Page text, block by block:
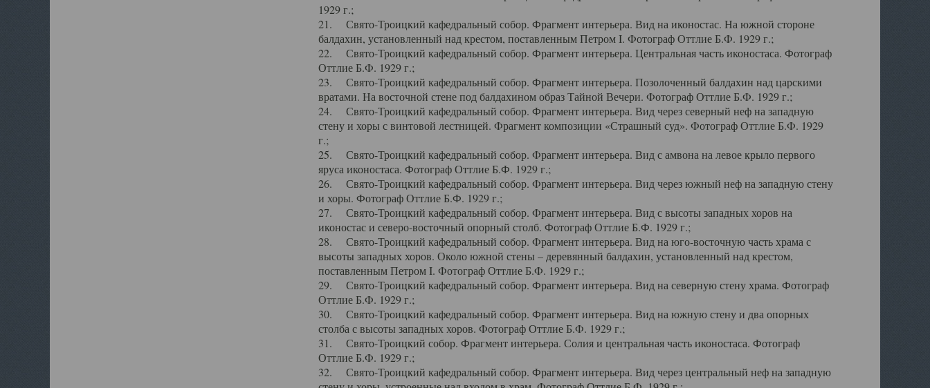
1929 г.;
21. Свято-Троицкий кафедральный собор. Фрагмент интерьера. Вид на иконостас. На южной стороне
балдахин, установленный над крестом, поставленным Петром I. Фотограф Оттлие Б.Ф. 1929 г.;
22. Свято-Троицкий кафедральный собор. Фрагмент интерьера. Центральная часть иконостаса. Фотограф
Оттлие Б.Ф. 1929 г.;
23. Свято-Троицкий кафедральный собор. Фрагмент интерьера. Позолоченный балдахин над царскими
вратами. На восточной стене под балдахином образ Тайной Вечери. Фотограф Оттлие Б.Ф. 1929 г.;
24. Свято-Троицкий кафедральный собор. Фрагмент интерьера. Вид через северный неф на западную
стену и хоры с винтовой лестницей. Фрагмент композиции «Страшный суд». Фотограф Оттлие Б.Ф. 1929
г.;
25. Свято-Троицкий кафедральный собор. Фрагмент интерьера. Вид с амвона на левое крыло первого
яруса иконостаса. Фотограф Оттлие Б.Ф. 1929 г.;
26. Свято-Троицкий кафедральный собор. Фрагмент интерьера. Вид через южный неф на западную стену
и хоры. Фотограф Оттлие Б.Ф. 1929 г.;
27. Свято-Троицкий кафедральный собор. Фрагмент интерьера. Вид с высоты западных хоров на
иконостас и северо-восточный опорный столб. Фотограф Оттлие Б.Ф. 1929 г.;
28. Свято-Троицкий кафедральный собор. Фрагмент интерьера. Вид на юго-восточную часть храма с
высоты западных хоров. Около южной стены – деревянный балдахин, установленный над крестом,
поставленным Петром I. Фотограф Оттлие Б.Ф. 1929 г.;
29. Свято-Троицкий кафедральный собор. Фрагмент интерьера. Вид на северную стену храма. Фотограф
Оттлие Б.Ф. 1929 г.;
30. Свято-Троицкий кафедральный собор. Фрагмент интерьера. Вид на южную стену и два опорных
столба с высоты западных хоров. Фотограф Оттлие Б.Ф. 1929 г.;
31. Свято-Троицкий собор. Фрагмент интерьера. Солия и центральная часть иконостаса. Фотограф
Оттлие Б.Ф. 1929 г.;
32. Свято-Троицкий кафедральный собор. Фрагмент интерьера. Вид через центральный неф на западную